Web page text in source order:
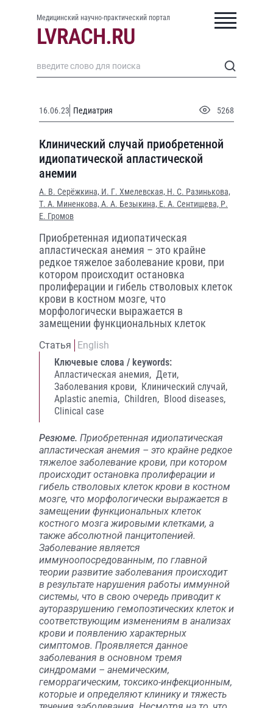
Медицинский научно-практический портал
16.06.23 Педиатрия 5268
Клинический случай приобретенной
идиопатической апластической
анемии
А. В. Серёжкина, И. Г. Хмелевская, Н. С. Разинькова,
Т. А. Миненкова, А. А. Безыкина, Е. А. Сентищева, Р.
Е. Громов
Приобретенная идиопатическая
апластическая анемия – это крайне
редкое тяжелое заболевание крови, при
котором происходит остановка
пролиферации и гибель стволовых клеток
крови в костном мозге, что
морфологически выражается в
замещении функциональных клеток
Статья
English
Ключевые слова / keywords:
Апластическая анемия, Дети,
Заболевания крови, Клинический случай,
Aplastic anemia, Children, Blood diseases,
Clinical case
Резюме. Приобретенная идиопатическая
апластическая анемия – это крайне редкое
тяжелое заболевание крови, при котором
происходит остановка пролиферации и
гибель стволовых клеток крови в костном
мозге, что морфологически выражается в
замещении функциональных клеток
костного мозга жировыми клетками, а
также абсолютной панцитопенией.
Заболевание является
иммуноопосредованным, по главной
теории развитие заболевания происходит
в результате нарушения работы иммунной
системы, что в свою очередь приводит к
ауторазрушению гемопоэтических клеток и
соответствующим изменениям в анализах
крови и появлению характерных
симптомов. Проявляется данное
заболевания в основном тремя
синдромами – анемическим,
геморрагическим, токсико-инфекционным,
которые и определяют клинику и тяжесть